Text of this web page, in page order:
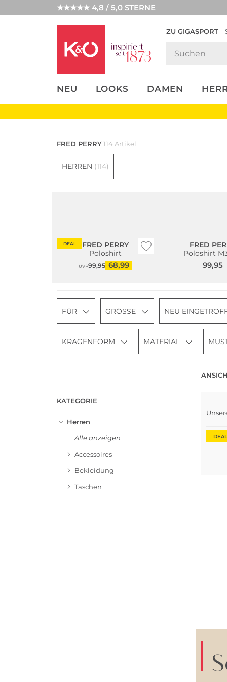
★★★★★ 4,8 / 5,0 STERNE
ZU GIGASPORT
NEU LOOKS DAMEN
UNSERE APP
CLICK &
FRED PERRY114 Artikel
HERREN (114)
DEAL
FRED PERRY
Poloshirt
UVP99,95 68,99
FRED
Poloshirt
99,95
FÜR GRÖSSE NEU
KRAGENFORM MATERIAL
KATEGORIE
Herren
Alle anzeigen
Accessoires
Bekleidung
Taschen
DEAL